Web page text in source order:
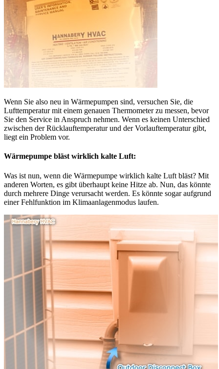
Wenn Sie also neu in Wärmepumpen sind, versuchen Sie, die
Lufttemperatur mit einem genauen Thermometer zu messen, bevor
Sie den Service in Anspruch nehmen. Wenn es keinen Unterschied
zwischen der Rücklauftemperatur und der Vorlauftemperatur gibt,
liegt ein Problem vor.
Wärmepumpe bläst wirklich kalte Luft:
Was ist nun, wenn die Wärmepumpe wirklich kalte Luft bläst? Mit
anderen Worten, es gibt überhaupt keine Hitze ab. Nun, das könnte
durch mehrere Dinge verursacht werden. Es könnte sogar aufgrund
einer Fehlfunktion im Klimaanlagenmodus laufen.